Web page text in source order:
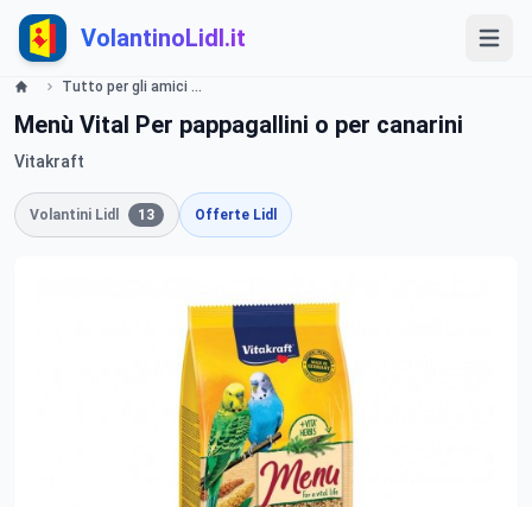
VolantinoLidl.it
Tutto per gli amici a 4 zampe Offerte valide da lunedì 1 luglio 2019 Lidl
Menù Vital Per pappagallini o per canarini
Vitakraft
Volantini Lidl 13 Offerte Lidl